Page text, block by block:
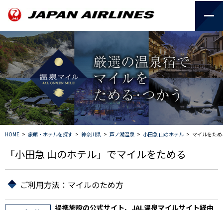
HOME > 旅館・ホテルを探す > 神奈川県 > 芦ノ湖温泉 > 小田急 山のホテル > マイルをた
「小田急 山のホテル」でマイルをためる
ご利用方法：マイルのため方
提携施設の公式サイト、JAL温泉マイルサイト経由